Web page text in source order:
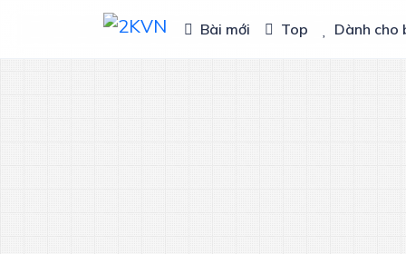
Bài mới Top Dành cho